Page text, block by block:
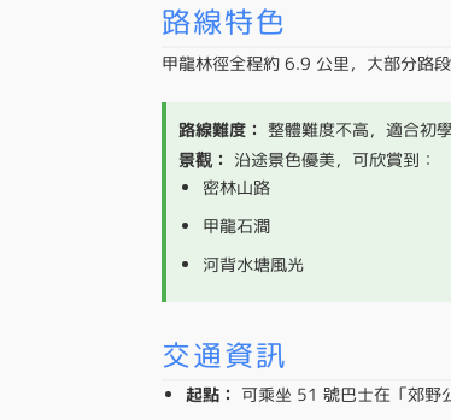
路線特色
甲龍林徑全程約 6.9 公里，大部分路
路線難度： 整體難度不高，適合初
景觀： 沿途景色優美，可欣賞到：
密林山路
甲龍石澗
河背水塘風光
交通資訊
起點： 可乘坐 51 號巴士在「郊野